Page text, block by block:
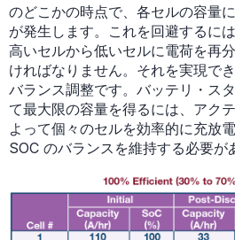
のどこかの時点で、各セルの容量
が発生します。これを回避するに
高いセルから低いセルに電荷を再
ければなりません。それを実現で
バランス調整です。バッテリ・ス
て最大限の容量を得るには、アク
よって個々のセルを効率的に充放
SOC のバランスを維持する必要が